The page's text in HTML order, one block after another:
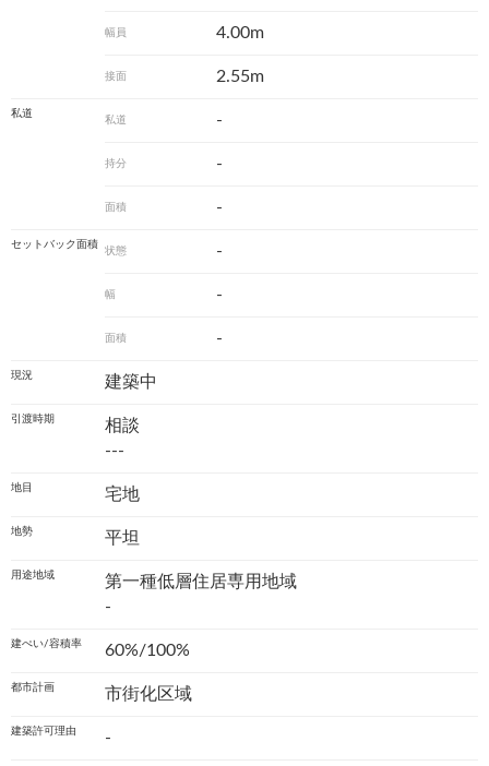
幅員 4.00m
接面 2.55m
私道
私道 -
持分 -
面積 -
セットバック面積
状態 -
幅 -
面積 -
現況 建築中
引渡時期
相談
---
地目 宅地
地勢 平坦
用途地域
第一種低層住居専用地域
-
建ぺい/容積率 60%/100%
都市計画 市街化区域
建築許可理由 -